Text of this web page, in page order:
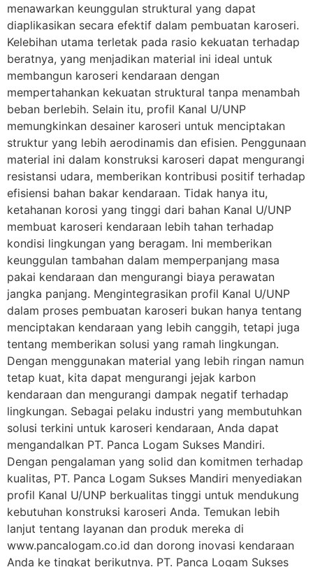
menawarkan keunggulan struktural yang dapat
diaplikasikan secara efektif dalam pembuatan karoseri.
Kelebihan utama terletak pada rasio kekuatan terhadap
beratnya, yang menjadikan material ini ideal untuk
membangun karoseri kendaraan dengan
mempertahankan kekuatan struktural tanpa menambah
beban berlebih. Selain itu, profil Kanal U/UNP
memungkinkan desainer karoseri untuk menciptakan
struktur yang lebih aerodinamis dan efisien. Penggunaan
material ini dalam konstruksi karoseri dapat mengurangi
resistansi udara, memberikan kontribusi positif terhadap
efisiensi bahan bakar kendaraan. Tidak hanya itu,
ketahanan korosi yang tinggi dari bahan Kanal U/UNP
membuat karoseri kendaraan lebih tahan terhadap
kondisi lingkungan yang beragam. Ini memberikan
keunggulan tambahan dalam memperpanjang masa
pakai kendaraan dan mengurangi biaya perawatan
jangka panjang. Mengintegrasikan profil Kanal U/UNP
dalam proses pembuatan karoseri bukan hanya tentang
menciptakan kendaraan yang lebih canggih, tetapi juga
tentang memberikan solusi yang ramah lingkungan.
Dengan menggunakan material yang lebih ringan namun
tetap kuat, kita dapat mengurangi jejak karbon
kendaraan dan mengurangi dampak negatif terhadap
lingkungan. Sebagai pelaku industri yang membutuhkan
solusi terkini untuk karoseri kendaraan, Anda dapat
mengandalkan PT. Panca Logam Sukses Mandiri.
Dengan pengalaman yang solid dan komitmen terhadap
kualitas, PT. Panca Logam Sukses Mandiri menyediakan
profil Kanal U/UNP berkualitas tinggi untuk mendukung
kebutuhan konstruksi karoseri Anda. Temukan lebih
lanjut tentang layanan dan produk mereka di
www.pancalogam.co.id dan dorong inovasi kendaraan
Anda ke tingkat berikutnya. PT. Panca Logam Sukses